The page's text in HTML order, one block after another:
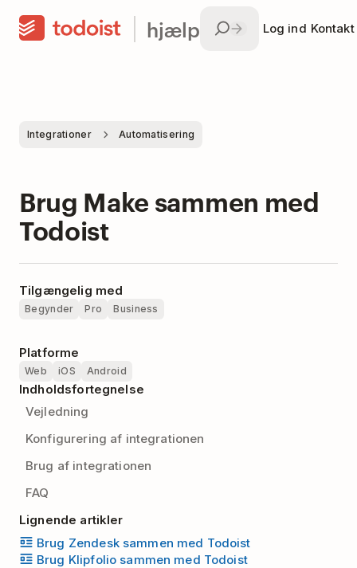
hjælp Log ind
Integrationer Automatisering
Brug Make sammen med
Todoist
Tilgængelig med
Begynder Pro Business
Platforme
Web iOS Android
Indholdsfortegnelse
Vejledning
Konfigurering af integrationen
Brug af integrationen
FAQ
Lignende artikler
Brug Zendesk sammen med Todoist
Brug Klipfolio sammen med Todoist